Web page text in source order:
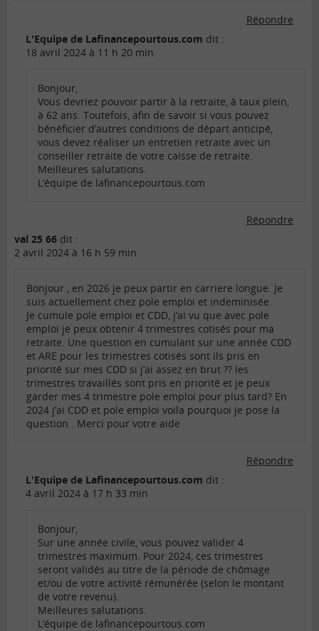
Répondre
L'Equipe de Lafinancepourtous.com dit :
18 avril 2024 à 11 h 20 min
Bonjour,
Vous devriez pouvoir partir à la retraite, à taux plein,
à 62 ans. Toutefois, afin de savoir si vous pouvez
bénéficier d’autres conditions de départ anticipé,
vous devez réaliser un entretien retraite avec un
conseiller retraite de votre caisse de retraite.
Meilleures salutations.
L’équipe de lafinancepourtous.com
Répondre
val 25 66 dit :
2 avril 2024 à 16 h 59 min
Bonjour , en 2026 je peux partir en carriere longue. Je
suis actuellement chez pole emploi et indeminisée.
Je cumule pole emploi et CDD, j’ai vu que avec pole
emploi je peux obtenir 4 trimestres cotisés pour ma
retraite. Une question en cumulant sur une année CDD
et ARE pour les trimestres cotisés sont ils pris en
priorité sur mes CDD si j’ai assez en brut ?? les
trimestres travaillés sont pris en priorité et je peux
garder mes 4 trimestre pole emploi pour plus tard? En
2024 j’ai CDD et pole emploi voila pourquoi je pose la
question . Merci pour votre aide
Répondre
L'Equipe de Lafinancepourtous.com dit :
4 avril 2024 à 17 h 33 min
Bonjour,
Sur une année civile, vous pouvez valider 4
trimestres maximum. Pour 2024, ces trimestres
seront validés au titre de la période de chômage
et/ou de votre activité rémunérée (selon le montant
de votre revenu).
Meilleures salutations.
L’équipe de lafinancepourtous.com